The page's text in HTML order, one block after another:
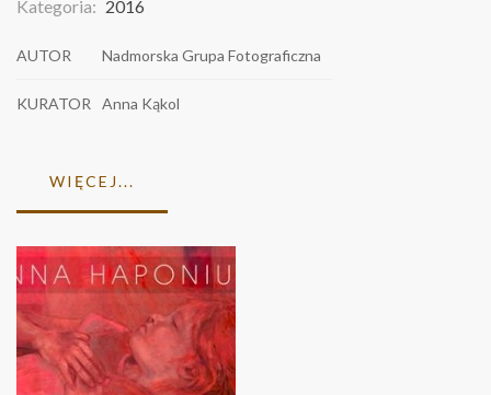
Kategoria: 2016
AUTOR Nadmorska Grupa Fotograficzna
KURATOR Anna Kąkol
WIĘCEJ...